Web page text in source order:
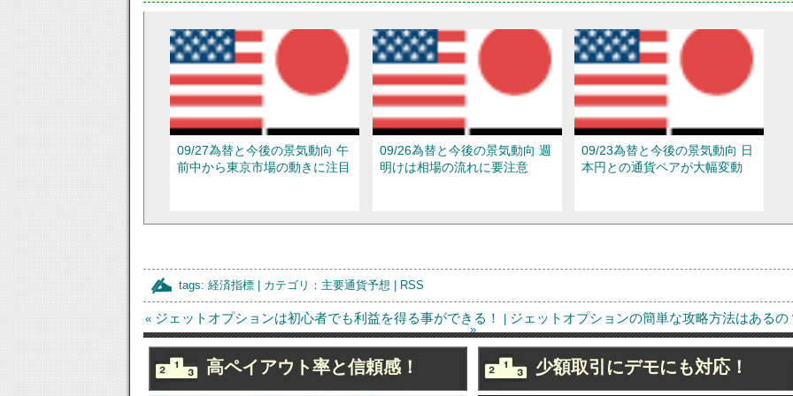
09/27為替と今後の景気動向 午
前中から東京市場の動きに注目
09/26為替と今後の景気動向 週
明けは相場の流れに要注意
09/23為替と今後の景気動向 日
本円との通貨ペアが大幅変動
09/21為替と今後の景気動向 日
本と米国から重要な経済指標が
09/20為替と今後の景気動向 情
報収集も相場の予想に必要
09/16為替と今後の景気動向 重
要指標の発表に注意
tags: 経済指標 | カテゴリ： 主要通貨予想 RSS
« ジェットオプションは初心者でも利益を得る事ができる！ ジェットオプションの簡単な攻略方法はあるの
»
高ペイアウト率と信頼感！ 少額取引にデモにも対応！